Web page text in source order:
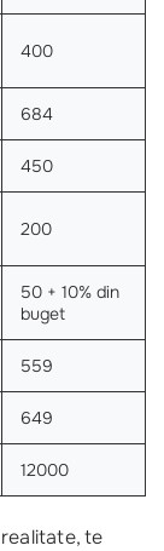
400
684
450
200
50 + 10% din
buget
559
649
12000
te